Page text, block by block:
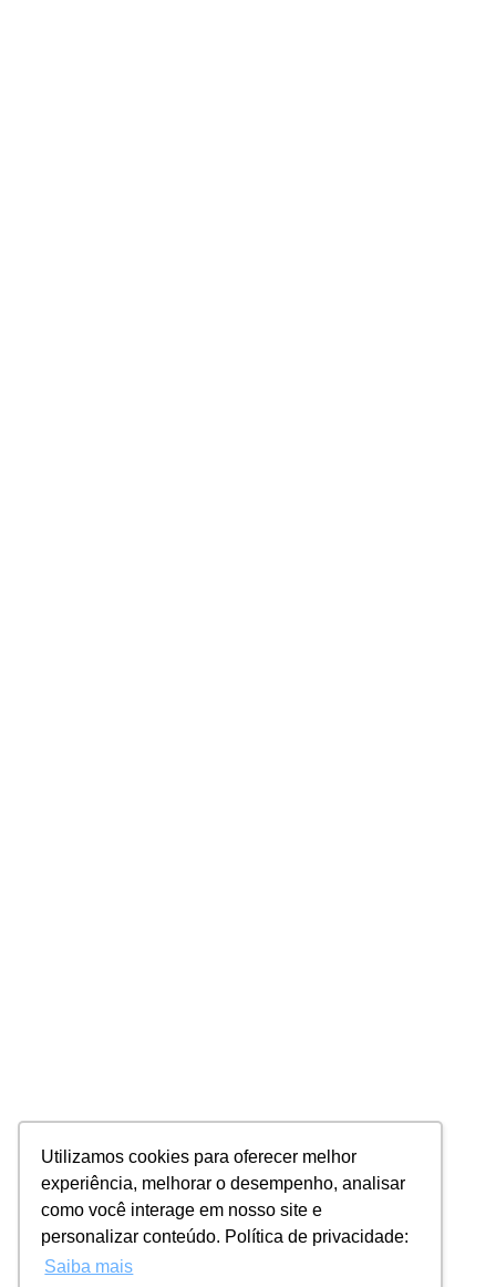
Utilizamos cookies para oferecer melhor
experiência, melhorar o desempenho, analisar
como você interage em nosso site e
personalizar conteúdo. Política de privacidade:
Saiba mais